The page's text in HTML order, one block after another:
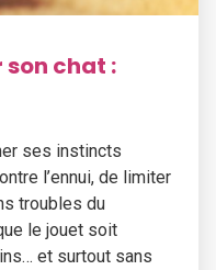
chat :
ses instincts
l’ennui, de limiter
troubles du
le jouet soit
et surtout sans